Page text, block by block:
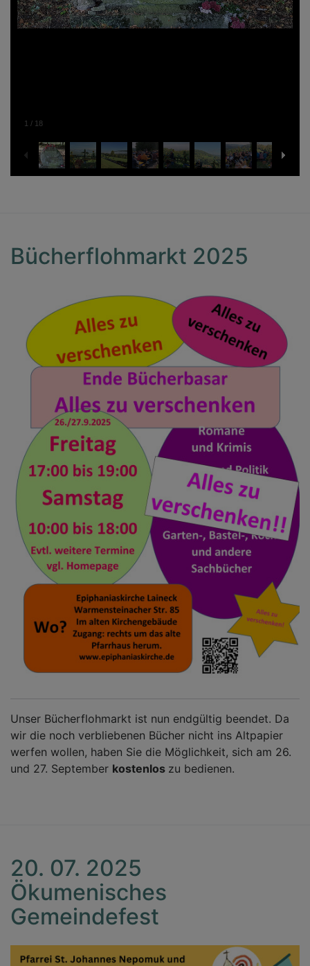
1 / 18
Bücherflohmarkt 2025
Unser Bücherflohmarkt ist nun endgültig beendet. Da
wir die noch verbliebenen Bücher nicht ins Altpapier
werfen wollen, haben Sie die Möglichkeit, sich am 26.
und 27. September kostenlos zu bedienen.
20. 07. 2025
Ökumenisches
Gemeindefest